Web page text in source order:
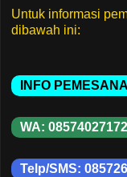
Untuk informasi
dibawah ini:
INFO
WA:
Telp/SMS: